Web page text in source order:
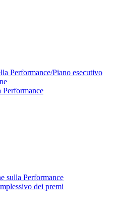
Performance/Piano esecutivo
Performance
sulla Performance
dei premi